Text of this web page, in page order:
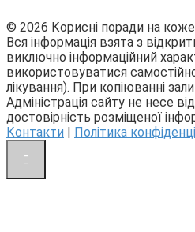
© 2026 Корисні поради на
Вся інформація взята з
виключно інформаційний
використовуватися
лікування). При копіюванні
Адміністрація сайту не несе
достовірність розміщеної
Контакти | Політика